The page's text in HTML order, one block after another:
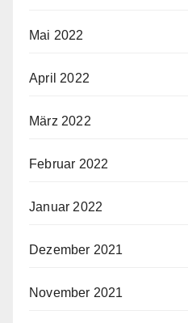
Mai 2022
April 2022
März 2022
Februar 2022
Januar 2022
Dezember 2021
November 2021